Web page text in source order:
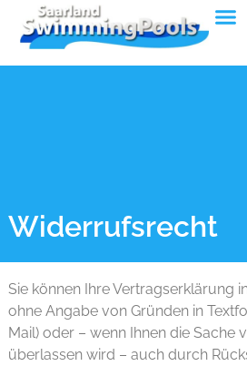
Widerrufsrecht
Sie können Ihre Vertragserklärung
ohne Angabe von Gründen in
Mail) oder – wenn Ihnen die Sache
überlassen wird – auch durch